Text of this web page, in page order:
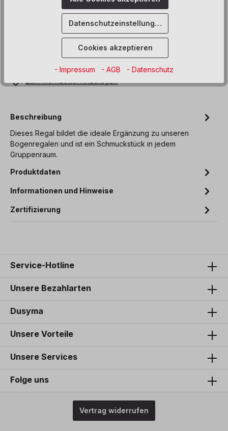
Produkt Anzahl: Gib den
In den Warenkorb
Sofort verfügbar, Lieferzeit: 8-12 Wochen
Beschreibung
Dieses Regal bildet die ideale Ergänzung zu unseren
Bogenregalen und ist ein Schmuckstück in jedem
Gruppenraum.
Produktdaten
Informationen und Hinweise
Zertifizierung
Service-Hotline
Unsere Bezahlarten
Dusyma
Unsere Vorteile
Unsere Services
Folge uns
Vertrag widerrufen
Datenschutzeinstellungen
Cookies akzeptieren
- Impressum - AGB - Datenschutz